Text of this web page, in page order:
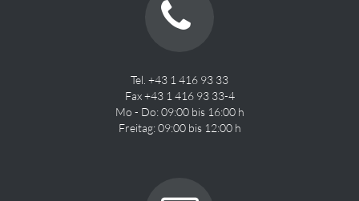
Tel. +43 1 416 93 33
Fax +43 1 416 93 33-4
Mo - Do: 09:00 bis 16:00 h
Freitag: 09:00 bis 12:00 h